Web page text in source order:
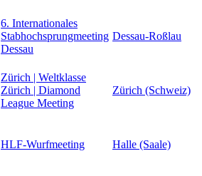
6. Internationales
Stabhochsprungmeeting
Dessau
Dessau-Roßlau
Zürich | Weltklasse
Zürich | Diamond
League Meeting
Zürich (Schweiz)
HLF-Wurfmeeting Halle (Saale)